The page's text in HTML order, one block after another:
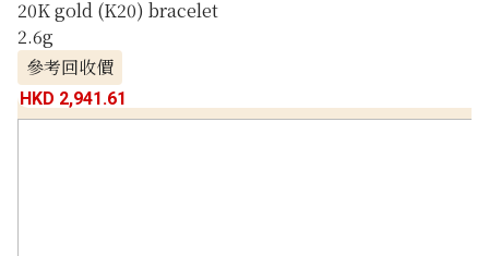
20K gold (K20) bracelet
2.6g
參考回收價
HKD 2,941.61